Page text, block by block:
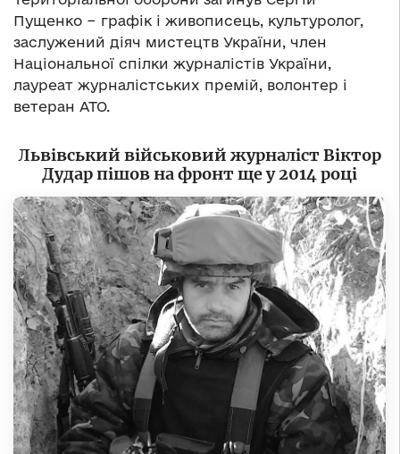
Пущенко − графік і живописець, культуролог,
заслужений діяч мистецтв України, член
Національної спілки журналістів України,
лауреат журналістських премій, волонтер і
ветеран АТО.
Львівський військовий журналіст Віктор
Дудар пішов на фронт ще у 2014 році